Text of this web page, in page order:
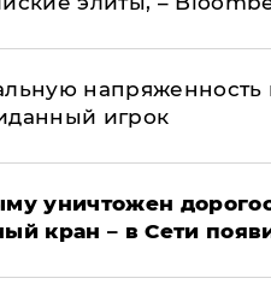
игрок
уничтожен
кран – в Сети